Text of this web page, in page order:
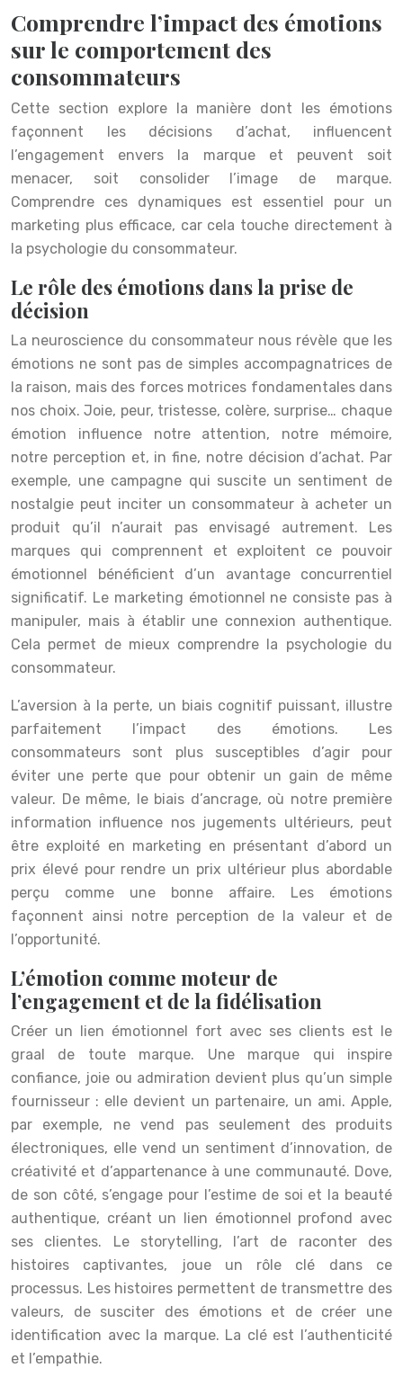
Comprendre l’impact des émotions
sur le comportement des
consommateurs
Cette section explore la manière dont les émotions
façonnent les décisions d’achat, influencent
l’engagement envers la marque et peuvent soit
menacer, soit consolider l’image de marque.
Comprendre ces dynamiques est essentiel pour un
marketing plus efficace, car cela touche directement à
la psychologie du consommateur.
Le rôle des émotions dans la prise de
décision
La neuroscience du consommateur nous révèle que les
émotions ne sont pas de simples accompagnatrices de
la raison, mais des forces motrices fondamentales dans
nos choix. Joie, peur, tristesse, colère, surprise… chaque
émotion influence notre attention, notre mémoire,
notre perception et, in fine, notre décision d’achat. Par
exemple, une campagne qui suscite un sentiment de
nostalgie peut inciter un consommateur à acheter un
produit qu’il n’aurait pas envisagé autrement. Les
marques qui comprennent et exploitent ce pouvoir
émotionnel bénéficient d’un avantage concurrentiel
significatif. Le marketing émotionnel ne consiste pas à
manipuler, mais à établir une connexion authentique.
Cela permet de mieux comprendre la psychologie du
consommateur.
L’aversion à la perte, un biais cognitif puissant, illustre
parfaitement l’impact des émotions. Les
consommateurs sont plus susceptibles d’agir pour
éviter une perte que pour obtenir un gain de même
valeur. De même, le biais d’ancrage, où notre première
information influence nos jugements ultérieurs, peut
être exploité en marketing en présentant d’abord un
prix élevé pour rendre un prix ultérieur plus abordable
perçu comme une bonne affaire. Les émotions
façonnent ainsi notre perception de la valeur et de
l’opportunité.
L’émotion comme moteur de
l’engagement et de la fidélisation
Créer un lien émotionnel fort avec ses clients est le
graal de toute marque. Une marque qui inspire
confiance, joie ou admiration devient plus qu’un simple
fournisseur : elle devient un partenaire, un ami. Apple,
par exemple, ne vend pas seulement des produits
électroniques, elle vend un sentiment d’innovation, de
créativité et d’appartenance à une communauté. Dove,
de son côté, s’engage pour l’estime de soi et la beauté
authentique, créant un lien émotionnel profond avec
ses clientes. Le storytelling, l’art de raconter des
histoires captivantes, joue un rôle clé dans ce
processus. Les histoires permettent de transmettre des
valeurs, de susciter des émotions et de créer une
identification avec la marque. La clé est l’authenticité
et l’empathie.